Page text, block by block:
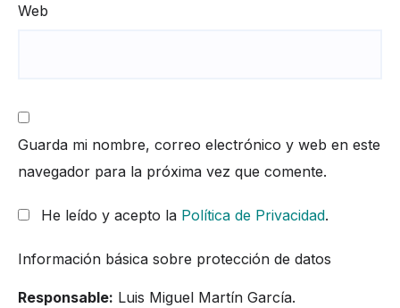
Web
Guarda mi nombre, correo electrónico y web en este
navegador para la próxima vez que comente.
He leído y acepto la Política de Privacidad.
Información básica sobre protección de datos
Responsable: Luis Miguel Martín García.